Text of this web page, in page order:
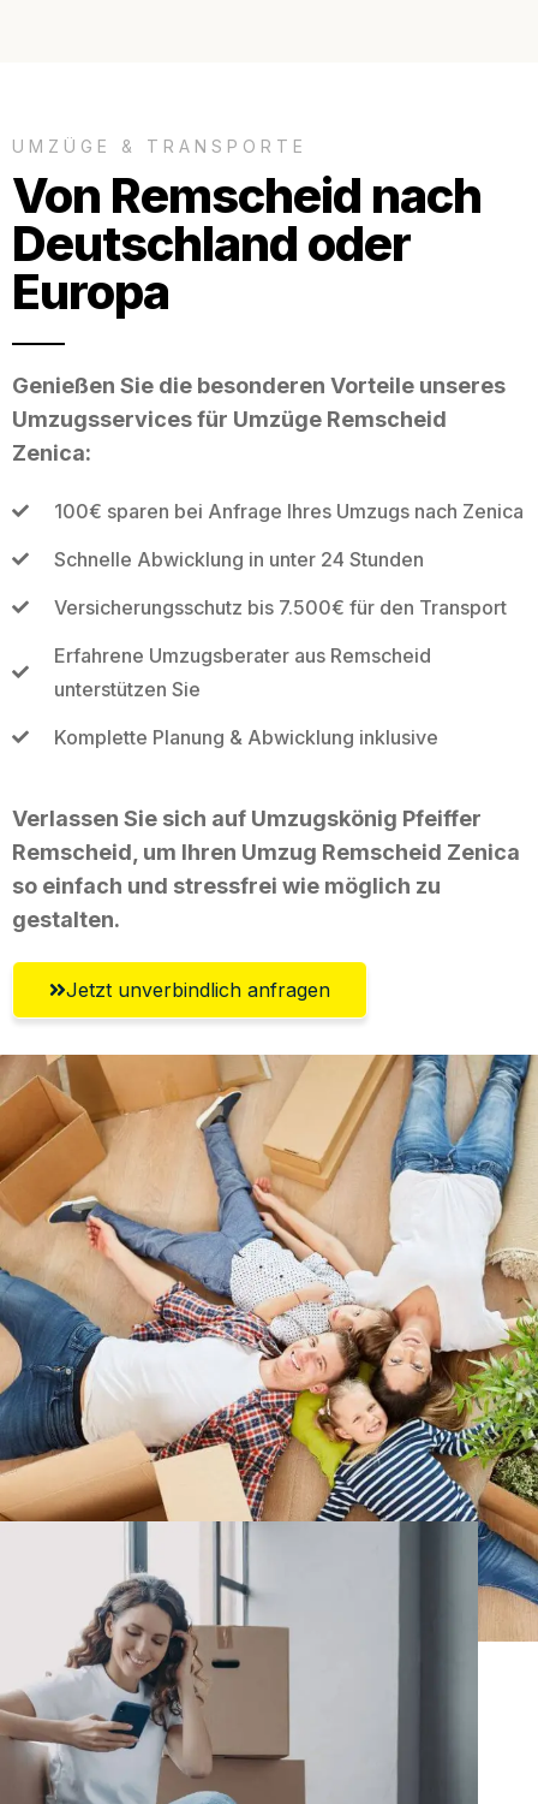
UMZÜGE & TRANSPORTE
Von Remscheid nach
Deutschland oder
Europa
Genießen Sie die besonderen Vorteile unseres
Umzugsservices für Umzüge Remscheid
Zenica:
100€ sparen bei Anfrage Ihres Umzugs nach Zenica
Schnelle Abwicklung in unter 24 Stunden
Versicherungsschutz bis 7.500€ für den Transport
Erfahrene Umzugsberater aus Remscheid
unterstützen Sie
Komplette Planung & Abwicklung inklusive
Verlassen Sie sich auf Umzugskönig Pfeiffer
Remscheid, um Ihren Umzug Remscheid Zenica
so einfach und stressfrei wie möglich zu
gestalten.
Jetzt unverbindlich anfragen